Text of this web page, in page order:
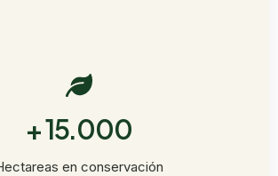
+ 15.000
en conservación